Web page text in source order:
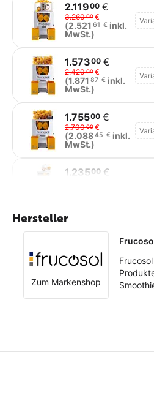
2.11900 €
3.26000€
(2.521 61 € inkl.
MwSt.)
1.57300 €
2.42000€
(1.871 87 € inkl.
MwSt.)
1.75500 €
2.70000€
(2.08845 € inkl.
MwSt.)
1.235 00 €
Hersteller
Zum Markenshop